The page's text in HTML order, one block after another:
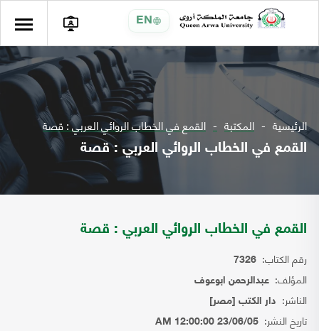
EN
الرئيسية المكتبة القمع في الخطاب الروائي العربي : قصة
القمع في الخطاب الروائي العربي : قصة
القمع في الخطاب الروائي العربي : قصة
رقم الكتاب: 7326
المؤلف: عبدالرحمن ابوعوف
الناشر: دار الكتب [مصر]
تاريخ النشر: 23/06/05 12:00:00 AM